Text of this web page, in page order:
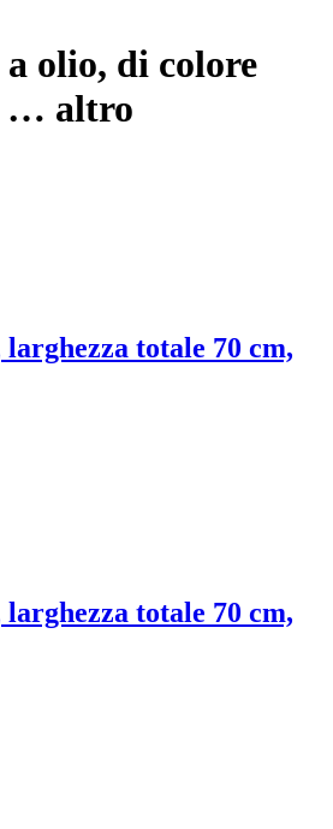
olio, di colore
… altro
totale 70 cm,
totale 70 cm,